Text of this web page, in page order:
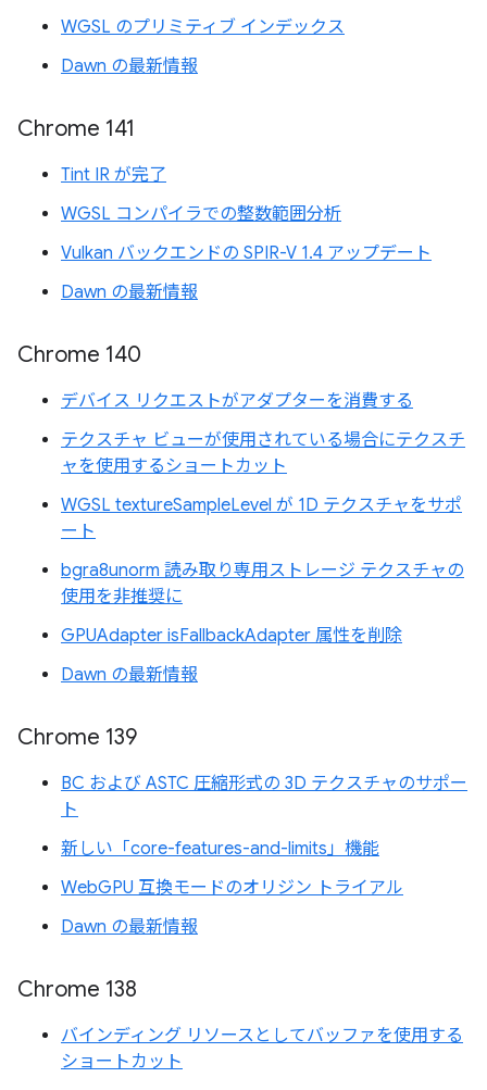
WGSL のプリミティブ インデックス
Dawn の最新情報
Chrome 141
Tint IR が完了
WGSL コンパイラでの整数範囲分析
Vulkan バックエンドの SPIR-V 1.4 アップデート
Dawn の最新情報
Chrome 140
デバイス リクエストがアダプターを消費する
テクスチャ ビューが使用されている場合にテクスチ
ャを使用するショートカット
WGSL textureSampleLevel が 1D テクスチャをサポ
ート
bgra8unorm 読み取り専用ストレージ テクスチャの
使用を非推奨に
GPUAdapter isFallbackAdapter 属性を削除
Dawn の最新情報
Chrome 139
BC および ASTC 圧縮形式の 3D テクスチャのサポー
ト
新しい「core-features-and-limits」機能
WebGPU 互換モードのオリジン トライアル
Dawn の最新情報
Chrome 138
バインディング リソースとしてバッファを使用する
ショートカット